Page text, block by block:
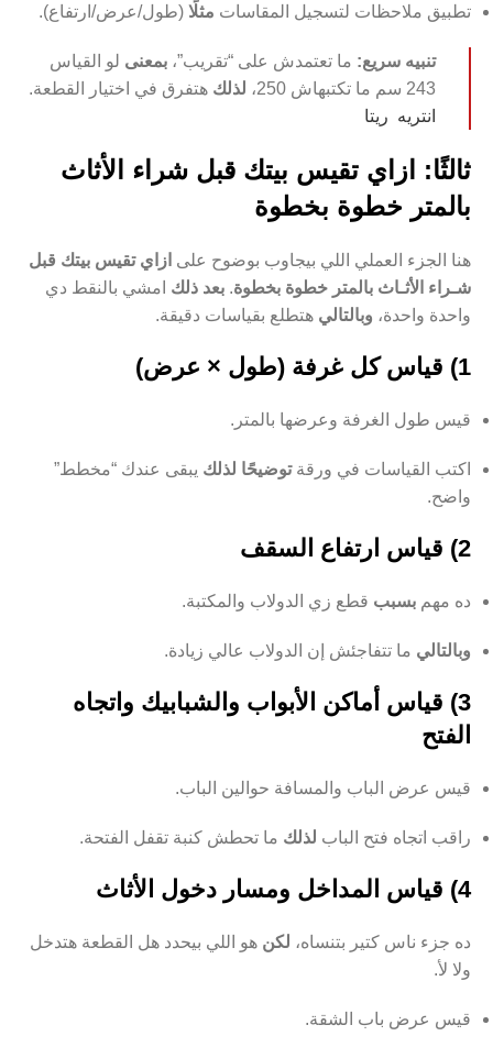
تطبيق ملاحظات لتسجيل المقاسات مثلًا (طول/عرض/ارتفاع).
تنبيه سريع: ما تعتمدش على “تقريب”، بمعنى لو القياس
243 سم ما تكتبهاش 250،
لذلك هتفرق في اختيار القطعة.
انتريه ريتا
ثالثًا: ازاي تقيس بيتك قبل شراء الأثاث
بالمتر خطوة بخطوة
هنا الجزء العملي اللي بيجاوب بوضوح على ازاي تقيس بيتك قبل
شـراء الأثـاث بالمتر خطوة بخطوة. بعد ذلك امشي بالنقط دي
واحدة واحدة، وبالتالي هتطلع بقياسات دقيقة.
1) قياس كل غرفة (طول × عرض)
قيس طول الغرفة وعرضها بالمتر.
اكتب القياسات في ورقةتوضيحًا لذلك يبقى عندك “مخطط”
واضح.
2) قياس ارتفاع السقف
ده مهم بسبب قطع زي الدولاب والمكتبة.
وبالتالي ما تتفاجئش إن الدولاب عالي زيادة.
3) قياس أماكن الأبواب والشبابيك واتجاه
الفتح
قيس عرض الباب والمسافة حوالين الباب.
راقب اتجاه فتح الباب لذلك ما تحطش كنبة تقفل الفتحة.
4) قياس المداخل ومسار دخول الأثاث
ده جزء ناس كتير بتنساه، لكن هو اللي بيحدد هل القطعة هتدخل
ولا لأ.
قيس عرض باب الشقة.